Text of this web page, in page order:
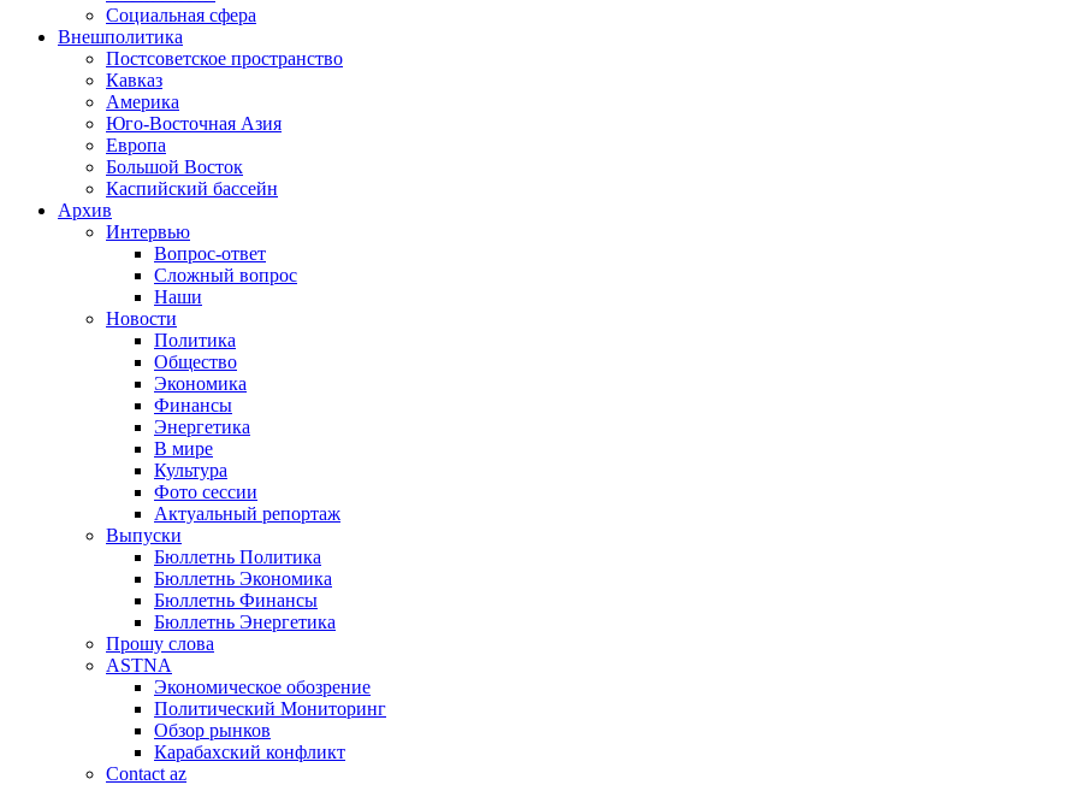
Социальная сфера
Внешполитика
Постсоветское пространство
Кавказ
Америка
Юго-Восточная Азия
Европа
Большой Восток
Каспийский бассейн
Архив
Интервью
Вопрос-ответ
Сложный вопрос
Наши
Новости
Политика
Общество
Экономика
Финансы
Энергетика
В мире
Культура
Фото сессии
Актуальный репортаж
Выпуски
Бюллетнь Политика
Бюллетнь Экономика
Бюллетнь Финансы
Бюллетнь Энергетика
Прошу слова
ASTNA
Экономическое обозрение
Политический Мониторинг
Обзор рынков
Карабахский конфликт
Contact az